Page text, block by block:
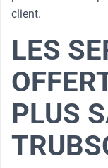
client.
LES
PLUS